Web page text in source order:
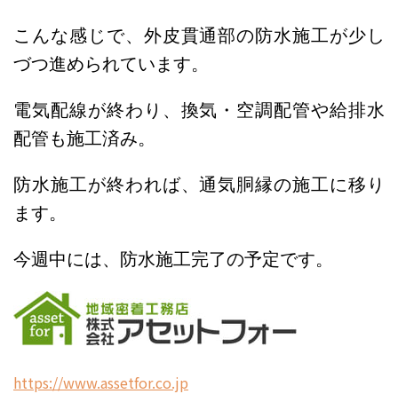
こんな感じで、外皮貫通部の防水施工が少し
づつ進められています。
電気配線が終わり、換気・空調配管や給排水
配管も施工済み。
防水施工が終われば、通気胴縁の施工に移り
ます。
今週中には、防水施工完了の予定です。
https://www.assetfor.co.jp